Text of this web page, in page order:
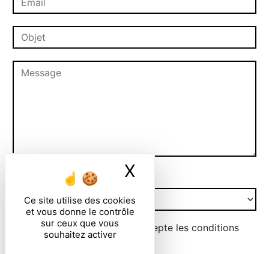
Ce site utilise des cookies
et vous donne le contrôle
sur ceux que vous
souhaitez activer
X
Combien font neuf plus sept
En cochant cette case, j'accepte les conditions
particulières ci-dessous **